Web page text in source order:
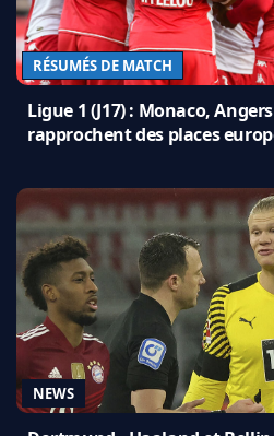
RÉSUMÉS DE MATCH
Ligue 1 (J17) : Monaco,
rapprochent des places
NEWS